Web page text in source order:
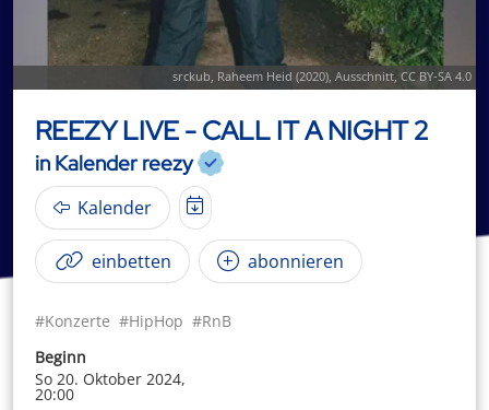
srckub, Raheem Heid (2020), Ausschnitt, CC BY-SA 4.0
REEZY LIVE - CALL IT A NIGHT 2
in Kalender reezy
Kalender
einbetten abonnieren
#Konzerte #HipHop #RnB
Beginn
So 20. Oktober 2024,
20:00